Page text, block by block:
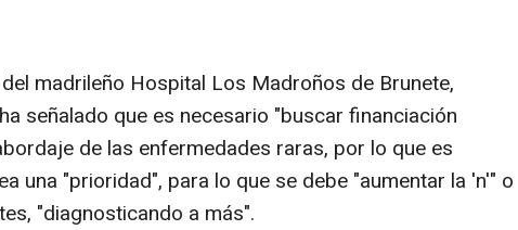
madrileño Hospital Los Madroños de Brunete,
señalado que es necesario "buscar financiación
de las enfermedades raras, por lo que es
una "prioridad", para lo que se debe "aumentar la 'n'" o
"diagnosticando a más".